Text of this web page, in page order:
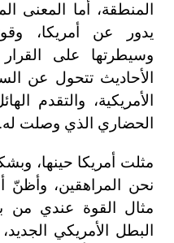
المنطقة، أما المعنى
يدور عن أمريكا،
وسيطرتها على
الأحاديث تتحول عن
الأمريكية، والتقدم
الحضاري الذي وصلت له.
مثلت أمريكا حينها،
نحن المراهقين، وأظنّ
مثال القوة عندي من
البطل الأمريكي